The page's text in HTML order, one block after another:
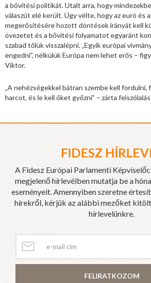
a bővítési politikát. Utalt arra, hogy
válaszút elé került. Úgy vélte, hogy az euró és
megerősítésére hozott döntések irányát kell
övezetet és a bővítési folyamatot egyaránt
szabad tőlük visszalépni. „Egyik európai
engedni”, nélkülük Európa nem lehet erős –
Viktor.
„A nehézségekkel bátran szembe kell fordulni,
harcot, és le kell őket győzni” – zárta
FIDESZ
A Fidesz Európai Parlamenti
megjelenő hírlevélben mutatja be a
eseményeit. Amennyiben szeretne
hírekről, kérjük az alábbi mezőket
hírlevelünkre.
FELIRATKOZOM